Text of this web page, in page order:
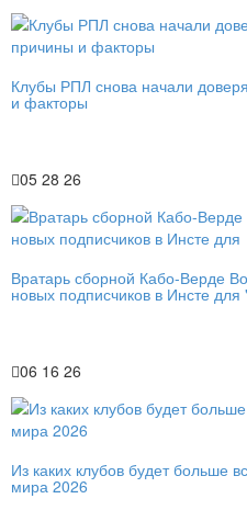
Клубы РПЛ снова начали
и факторы
05 28 26
Вратарь сборной Кабо-Верде
новых подписчиков в Инсте
06 16 26
Из каких клубов будет больше
мира 2026